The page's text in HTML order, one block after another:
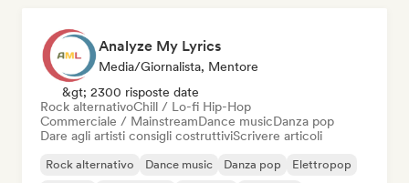
Analyze My Lyrics
Media/Giornalista, Mentore
&gt; 2300 risposte date
Rock alternativoChill / Lo-fi Hip-Hop
Commerciale / MainstreamDance musicDanza pop
Dare agli artisti consigli costruttiviScrivere articoli
Rock alternativo Dance music Danza pop
Elettropop